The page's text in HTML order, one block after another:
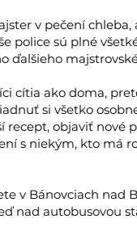
v pečení chleba,
police sú plné
ďalšieho
cítia ako doma,
si všetko
recept, objaviť nové
s niekým, kto má
v Bánovciach nad
nad autobusovou